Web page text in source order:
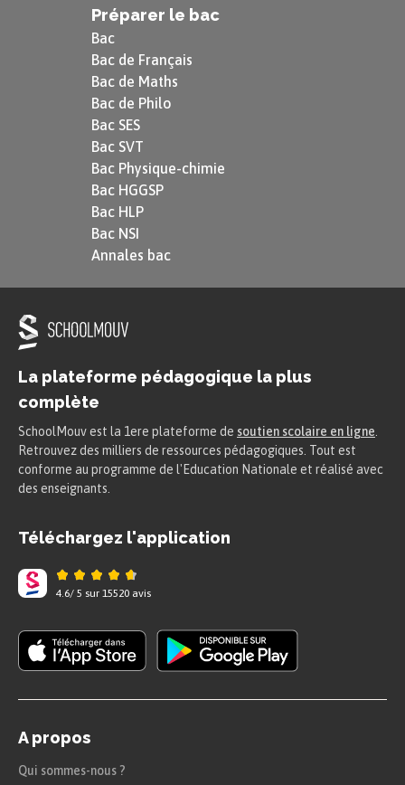
Ce poème ouvre la voie à la poésie
symboliste : ce courant littéraire et
artistique de la seconde moitié du
esiècle ne voit dans le réel que le
reflet d’une réalité supérieure.
Préparer le bac
Bac
Bac de Français
Bac de Maths
Bac de Philo
Bac SES
Bac SVT
Bac Physique-chimie
Bac HGGSP
Bac HLP
Bac NSI
Annales bac
La plateforme pédagogique la plus
complète
SchoolMouv est la 1ere plateforme de soutien scolaire en ligne
Retrouvez des milliers de ressources pédagogiques. Tout est
conforme au programme de l'Education Nationale et réalisé avec
des enseignants.
Téléchargez l'application
4.6/ 5 sur 15520 avis
A propos
Qui sommes-nous ?